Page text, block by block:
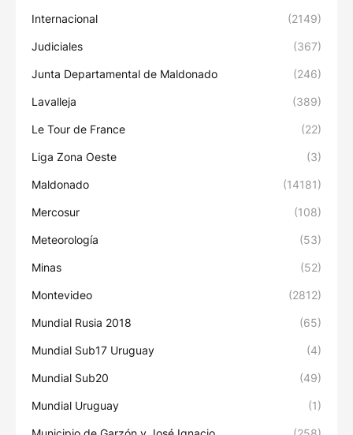
Internacional (2149)
Judiciales (367)
Junta Departamental de Maldonado (246)
Lavalleja (389)
Le Tour de France (22)
Liga Zona Oeste (3)
Maldonado (14181)
Mercosur (108)
Meteorología (53)
Minas (52)
Montevideo (2812)
Mundial Rusia 2018 (65)
Mundial Sub17 Uruguay (4)
Mundial Sub20 (49)
Mundial Uruguay (1)